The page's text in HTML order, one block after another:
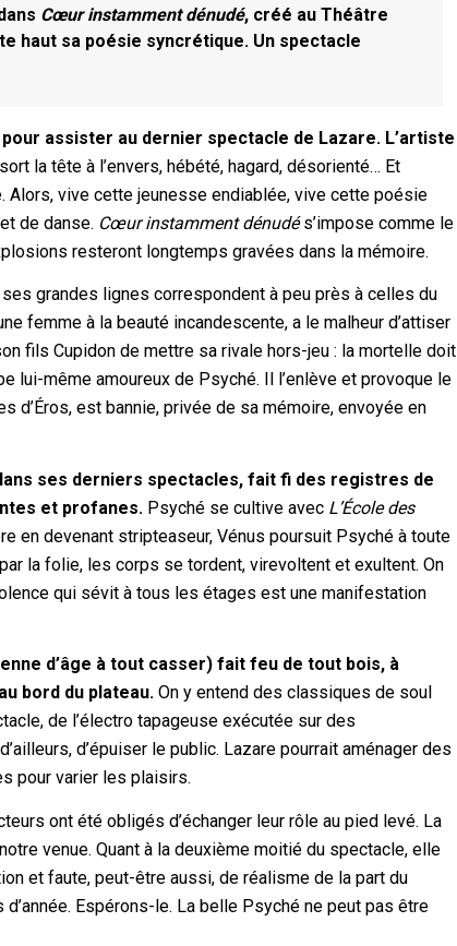
Cœur instamment dénudé, créé au Théâtre
haut sa poésie syncrétique. Un spectacle
assister au dernier spectacle de Lazare. L’artiste
la tête à l’envers, hébété, hagard, désorienté… Et
vive cette jeunesse endiablée, vive cette poésie
de danse. Cœur instamment dénudés’impose comme le
resteront longtemps gravées dans la mémoire.
grandes lignes correspondent à peu près à celles du
femme à la beauté incandescente, a le malheur d’attiser
fils Cupidon de mettre sa rivale hors-jeu : la mortelle doit
lui-même amoureux de Psyché. Il l’enlève et provoque le
d’Éros, est bannie, privée de sa mémoire, envoyée en
ses derniers spectacles, fait fi des registres de
et profanes. Psyché se cultive avec L’École des
en devenant stripteaseur, Vénus poursuit Psyché à toute
la folie, les corps se tordent, virevoltent et exultent. On
qui sévit à tous les étages est une manifestation
d’âge à tout casser) fait feu de tout bois, à
bord du plateau. On y entend des classiques de soul
de l’électro tapageuse exécutée sur des
d’épuiser le public. Lazare pourrait aménager des
pour varier les plaisirs.
ont été obligés d’échanger leur rôle au pied levé. La
venue. Quant à la deuxième moitié du spectacle, elle
et faute, peut-être aussi, de réalisme de la part du
Espérons-le. La belle Psyché ne peut pas être